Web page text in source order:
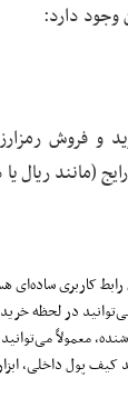
دارد:
و فروش
ریال یا
رابط کاربری ساده‌ای
در لحظه
معمولاً
پول داخلی،